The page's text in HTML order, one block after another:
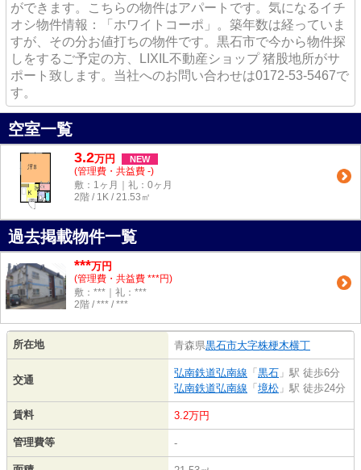
ができます。こちらの物件はアパートです。気になるイチ
オシ物件情報：「ホワイトコーポ」。築年数は経っていま
すが、その分お値打ちの物件です。黒石市で今から物件探
しをするご予定の方、LIXIL不動産ショップ 猪股地所がサ
ポート致します。当社へのお問い合わせは0172-53-5467で
す。
空室一覧
3.2万円 NEW
(管理費・共益費 -)
敷：1ヶ月｜礼：0ヶ月
2階 / 1K / 21.53㎡
過去掲載物件一覧
***万円
(管理費・共益費 ***円)
敷：***｜礼：***
2階 / *** / ***
所在地 青森県黒石市大字株梗木横丁
交通
弘南鉄道弘南線 「 黒石 」駅 徒歩6分
弘南鉄道弘南線 「 境松 」駅 徒歩24分
賃料 3.2万円
管理費等 -